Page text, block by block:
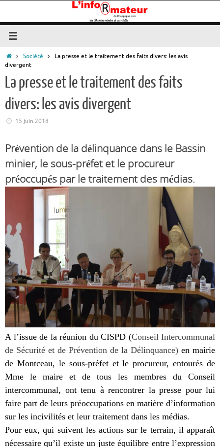
contenu
Accueil
Société
La presse et le traitement des faits divers: les avis
divergent
La presse et le traitement des faits
divers: les avis divergent
15 juin 2018
Prévention de la délinquance dans le Bassin
minier, le sous-préfet et le procureur
préoccupés par le traitement des médias.
A l’issue de la réunion du CISPD (Conseil Intercommunal
de Sécurité et de Prévention de la Délinquance) en mairie
de Montceau, le sous-préfet et le procureur, entourés de
Mme le maire et de tous les membres du Conseil
intercommunal, ont tenu à rencontrer la presse pour lui
faire part de leurs préoccupations en matière d’information
sur les incivilités et leur traitement dans les médias.
Pour eux, qui suivent les actions sur le terrain, il apparaît
nécessaire qu’il existe un juste équilibre entre l’expression